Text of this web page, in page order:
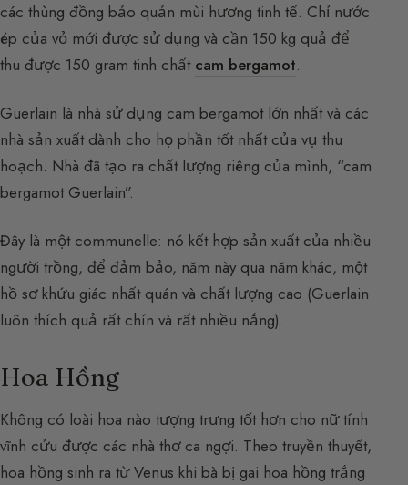
các thùng đồng bảo quản mùi hương tinh tế. Chỉ nước
ép của vỏ mới được sử dụng và cần 150 kg quả để
thu được 150 gram tinh chất cam bergamot.
Guerlain là nhà sử dụng cam bergamot lớn nhất và các
nhà sản xuất dành cho họ phần tốt nhất của vụ thu
hoạch. Nhà đã tạo ra chất lượng riêng của mình, “cam
bergamot Guerlain”.
Đây là một communelle: nó kết hợp sản xuất của nhiều
người trồng, để đảm bảo, năm này qua năm khác, một
hồ sơ khứu giác nhất quán và chất lượng cao (Guerlain
luôn thích quả rất chín và rất nhiều nắng).
Hoa Hồng
Không có loài hoa nào tượng trưng tốt hơn cho nữ tính
vĩnh cửu được các nhà thơ ca ngợi. Theo truyền thuyết,
hoa hồng sinh ra từ Venus khi bà bị gai hoa hồng trắng